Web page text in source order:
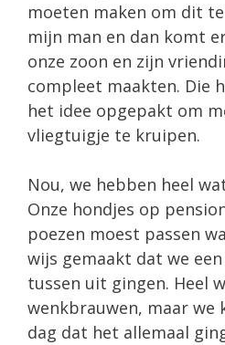
moeten maken om dit
mijn man en dan komt
onze zoon en zijn
compleet maakten. Die
het idee opgepakt om
vliegtuigje te kruipen.
Nou, we hebben heel
Onze hondjes op
poezen moest passen
wijs gemaakt dat we
tussen uit gingen. Heel
wenkbrauwen, maar we
dag dat het allemaal